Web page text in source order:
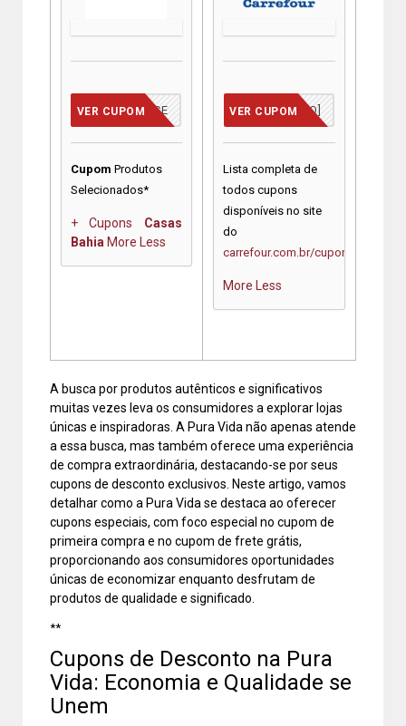
VCMERECE
VER CUPOM
Cupom Produtos
Selecionados*
+ Cupons Casas
Bahia More Less
[JÁ INCLUSO]
VER CUPOM
Lista completa de
todos cupons
disponíveis no site
do
carrefour.com.br/cupons
More Less
A busca por produtos autênticos e significativos
muitas vezes leva os consumidores a explorar lojas
únicas e inspiradoras. A Pura Vida não apenas atende
a essa busca, mas também oferece uma experiência
de compra extraordinária, destacando-se por seus
cupons de desconto exclusivos. Neste artigo, vamos
detalhar como a Pura Vida se destaca ao oferecer
cupons especiais, com foco especial no cupom de
primeira compra e no cupom de frete grátis,
proporcionando aos consumidores oportunidades
únicas de economizar enquanto desfrutam de
produtos de qualidade e significado.
**
Cupons de Desconto na Pura
Vida: Economia e Qualidade se
Unem